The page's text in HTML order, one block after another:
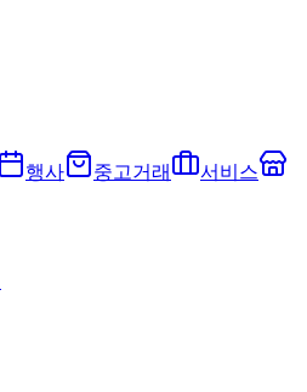
행사 중고거래
서비스